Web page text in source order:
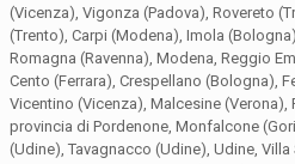
(Vicenza), Vigonza (Padova), Rovereto
(Trento), Carpi (Modena), Imola
Romagna (Ravenna), Modena, Reggio
Cento (Ferrara), Crespellano (Bologna),
Vicentino (Vicenza), Malcesine (Verona),
provincia di Pordenone, Monfalcone
(Udine), Tavagnacco (Udine), Udine, Villa